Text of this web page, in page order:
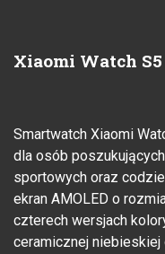
Xiaomi Watch
Smartwatch Xiaomi
dla osób
sportowych oraz
ekran AMOLED o
czterech wersjach
ceramicznej niebieskiej